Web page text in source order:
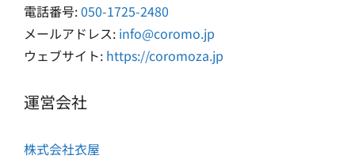
電話番号:050-1725-2480
メールアドレス: info@coromo.jp
ウェブサイト: https://coromoza.jp
運営会社
株式会社衣屋